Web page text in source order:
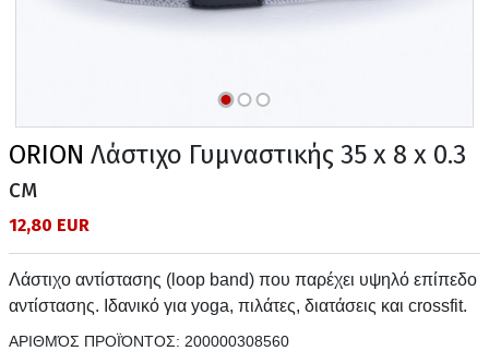
ORION Λάστιχο Γυμναστικής 35 x 8 x 0.3
см
12,80 EUR
Λάστιχο αντίστασης (loop band) που παρέχει υψηλό επίπεδο
αντίστασης. Ιδανικό για yoga, πιλάτες, διατάσεις και crossfit.
ΑΡΙΘΜΌΣ ΠΡΟΪΌΝΤΟΣ: 200000308560